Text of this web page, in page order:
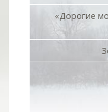
«Дорогие